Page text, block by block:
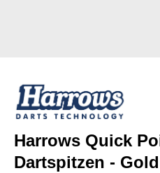
Harrows Quick
Dartspitzen - Gold